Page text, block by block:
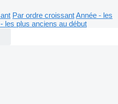
Par ordre croissantAnnée - les
les plus anciens au début